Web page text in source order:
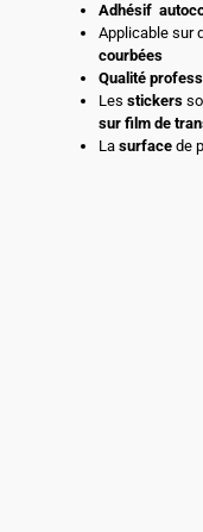
Adhésif
Applicable sur
courbées
Qualité
Les stickers
sur film de
La surfacede